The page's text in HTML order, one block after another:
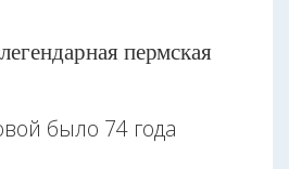
пермская
было 74 года